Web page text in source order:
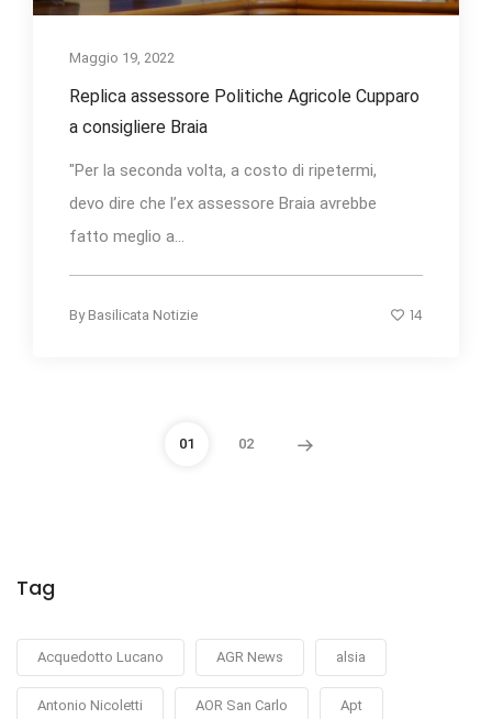
Maggio 19, 2022
Replica assessore Politiche Agricole Cupparo
a consigliere Braia
"Per la seconda volta, a costo di ripetermi,
devo dire che l’ex assessore Braia avrebbe
fatto meglio a...
By Basilicata Notizie 14
01 02
Tag
Acquedotto Lucano AGR News alsia
Antonio Nicoletti AOR San Carlo Apt